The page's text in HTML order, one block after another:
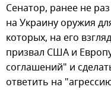
Сенатор, ранее не
на Украину оружия
которых, на его
призвал США и
соглашений" и
ответить на